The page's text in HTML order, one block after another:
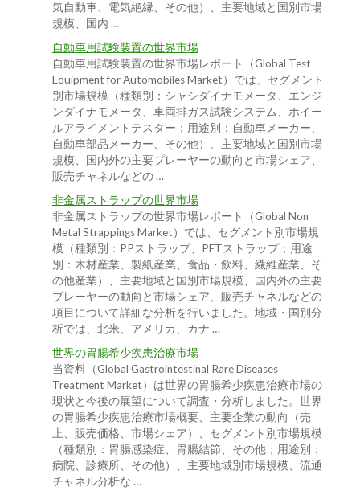
気自動車、電気絶縁、その他）、主要地域と国別市場
規模、国内 …
自動車用試験装置の世界市場
自動車用試験装置の世界市場レポート（Global Test
Equipment for Automobiles Market）では、セグメント
別市場規模（種類別：シャシダイナモメータ、エンジ
ンダイナモメータ、車両排ガス試験システム、ホイー
ルアライメントテスター；用途別：自動車メーカー、
自動車部品メーカー、その他）、主要地域と国別市場
規模、国内外の主要プレーヤーの動向と市場シェア、
販売チャネルなどの …
非金属ストラップの世界市場
非金属ストラップの世界市場レポート（Global Non
Metal Strappings Market）では、セグメント別市場規
模（種類別：PPストラップ、PETストラップ；用途
別：木材産業、製紙産業、食品・飲料、繊維産業、そ
の他産業）、主要地域と国別市場規模、国内外の主要
プレーヤーの動向と市場シェア、販売チャネルなどの
項目について詳細な分析を行いました。地域・国別分
析では、北米、アメリカ、カナ …
世界の胃腸希少疾患治療市場
当資料（Global Gastrointestinal Rare Diseases
Treatment Market）は世界の胃腸希少疾患治療市場の
現状と今後の展望について調査・分析しました。世界
の胃腸希少疾患治療市場概要、主要企業の動向（売
上、販売価格、市場シェア）、セグメント別市場規模
（種類別：胃腸感染症、胃腸結節、その他；用途別：
病院、診療所、その他）、主要地域別市場規模、流通
チャネル分析な …